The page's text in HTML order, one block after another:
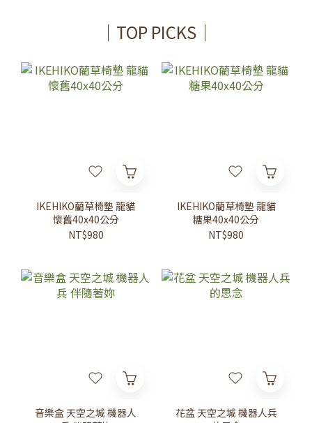
｜TOP PICKS｜
IKEHIKO藺草椅墊 龍貓
懷舊40x40公分
NT$980
IKEHIKO藺草椅墊 龍貓
糖果40x40公分
NT$980
音樂盒 天空之城 機器人
花盆 天空之城 機器人兵